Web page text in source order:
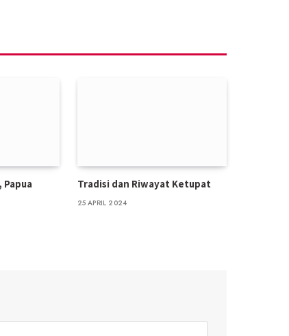
Tradisi dan Riwayat Ketupat
25 APRIL 2024